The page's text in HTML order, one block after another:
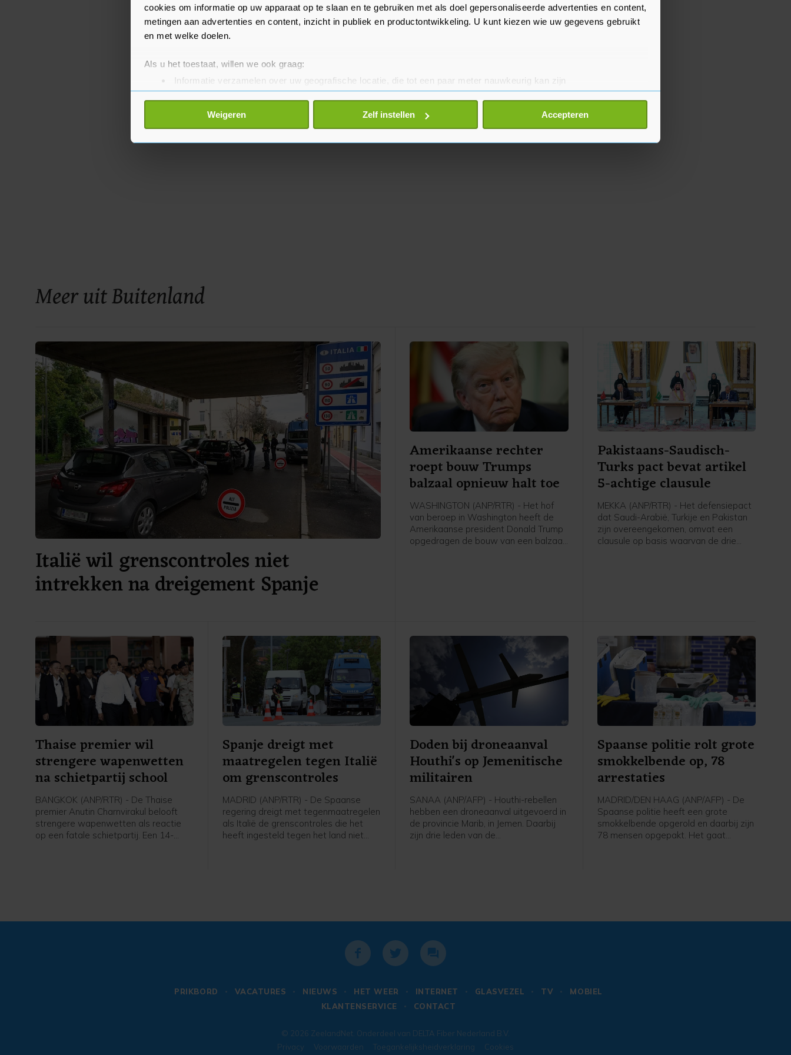
cookies om informatie op uw apparaat op te slaan en te gebruiken met als doel gepersonaliseerde advertenties en content,
metingen aan advertenties en content, inzicht in publiek en productontwikkeling. U kunt kiezen wie uw gegevens gebruikt
en met welke doelen.
Als u het toestaat, willen we ook graag:
Informatie verzamelen over uw geografische locatie, die tot een paar meter nauwkeurig kan zijn
Uw apparaat identificeren door het actief te scannen op specifieke eigenschappen (fingerprinting)
Lees meer over hoe uw persoonlijke gegevens worden verwerkt en stel uw voorkeuren in het
detailgedeelte
toestemming op elk moment wijzigen of intrekken in de Cookieverklaring.
Weigeren Zelf instellen Accepteren
Meer uit Buitenland
Italië wil grenscontroles niet
intrekken na dreigement Spanje
Amerikaanse rechter
roept bouw Trumps
balzaal opnieuw halt toe
WASHINGTON (ANP/RTR) - Het hof
van beroep in Washington heeft de
Amerikaanse president Donald Trump
opgedragen de bouw van een balzaal
Pakistaans-Saudisch-
Turks pact bevat artikel
5-achtige clausule
MEKKA (ANP/RTR) - Het defensiepact
dat Saudi-Arabië, Turkije en Pakistan
zijn overeengekomen, omvat een
clausule op basis waarvan de drie
NAVO. Ook worden afspraken
gemaakt over intensievere
defensiesamenwerking.
Thaise premier wil
strengere wapenwetten
na schietpartij school
BANGKOK (ANP/RTR) - De Thaise
premier Anutin Charnvirakul belooft
strengere wapenwetten als reactie
op een fatale schietpartij. Een 14-
Spanje dreigt met
maatregelen tegen Italië
om grenscontroles
MADRID (ANP/RTR) - De Spaanse
regering dreigt met tegenmaatregelen
als Italië de grenscontroles die het
heeft ingesteld tegen het land niet
Doden bij droneaanval
Houthi's op Jemenitische
militairen
SANAA (ANP/AFP) - Houthi-rebellen
hebben een droneaanval uitgevoerd in
de provincie Marib, in Jemen. Daarbij
zijn drie leden van de
Spaanse politie rolt grote
smokkelbende op, 78
arrestaties
MADRID/DEN HAAG (ANP/AFP) - De
Spaanse politie heeft een grote
smokkelbende opgerold en daarbij zijn
78 mensen opgepakt. Het gaat
PRIKBORD VACATURES NIEUWS HET WEER INTERNET GLASVEZEL TV
MOBIEL
KLANTENSERVICE
CONTACT
© 2026 ZeelandNet . Onderdeel van DELTA Fiber Nederland B.V.
Privacy
Voorwaarden Toegankelijksheidverklaring Cookies